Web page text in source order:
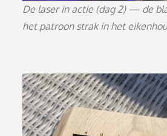
De laser in actie (dag 2) — de
het patroon strak in het